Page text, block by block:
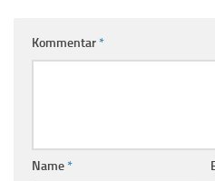
Kommentar*
Name*